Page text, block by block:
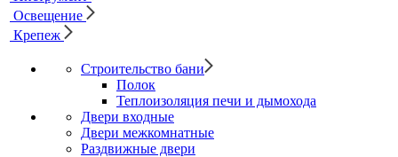
Освещение
Крепеж
Строительство бани
Полок
Теплоизоляция печи и дымохода
Двери входные
Двери межкомнатные
Раздвижные двери